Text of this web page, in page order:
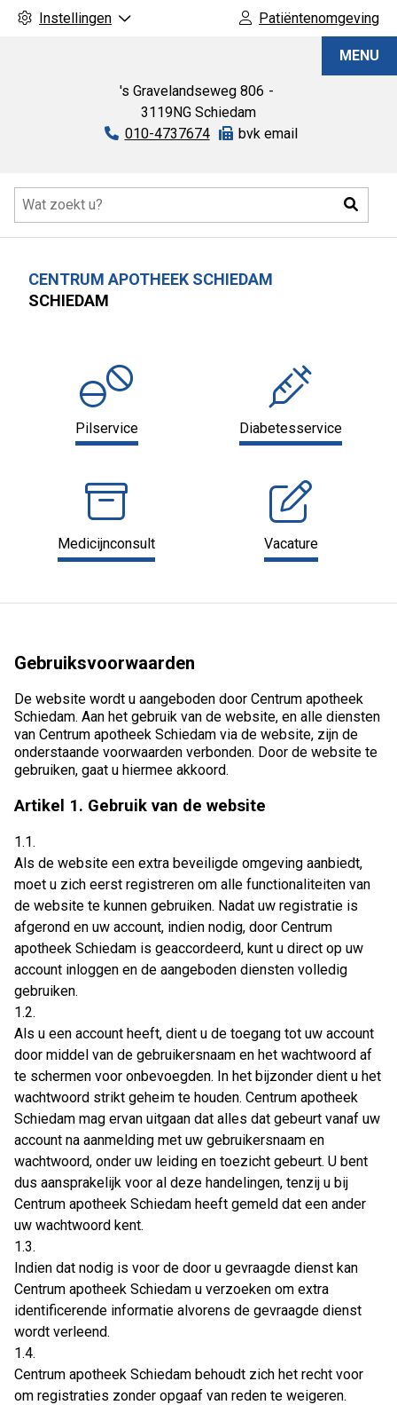
Instellingen Patiëntenomgeving
's Gravelandseweg 806
3119NG Schiedam
Tel:
010-4737674 Fax:
bvk email
MENU
CENTRUM APOTHEEK SCHIEDAM
SCHIEDAM
Pilservice Diabetesservice
Medicijnconsult Vacature
Gebruiksvoorwaarden
De website wordt u aangeboden door Centrum apotheek
Schiedam. Aan het gebruik van de website, en alle diensten
van Centrum apotheek Schiedam via de website, zijn de
onderstaande voorwaarden verbonden. Door de website te
gebruiken, gaat u hiermee akkoord.
Artikel 1. Gebruik van de website
1.1.
Als de website een extra beveiligde omgeving aanbiedt,
moet u zich eerst registreren om alle functionaliteiten van
de website te kunnen gebruiken. Nadat uw registratie is
afgerond en uw account, indien nodig, door Centrum
apotheek Schiedam is geaccordeerd, kunt u direct op uw
account inloggen en de aangeboden diensten volledig
gebruiken.
1.2.
Als u een account heeft, dient u de toegang tot uw account
door middel van de gebruikersnaam en het wachtwoord af
te schermen voor onbevoegden. In het bijzonder dient u het
wachtwoord strikt geheim te houden. Centrum apotheek
Schiedam mag ervan uitgaan dat alles dat gebeurt vanaf uw
account na aanmelding met uw gebruikersnaam en
wachtwoord, onder uw leiding en toezicht gebeurt. U bent
dus aansprakelijk voor al deze handelingen, tenzij u bij
Centrum apotheek Schiedam heeft gemeld dat een ander
uw wachtwoord kent.
1.3.
Indien dat nodig is voor de door u gevraagde dienst kan
Centrum apotheek Schiedam u verzoeken om extra
identificerende informatie alvorens de gevraagde dienst
wordt verleend.
1.4.
Centrum apotheek Schiedam behoudt zich het recht voor
om registraties zonder opgaaf van reden te weigeren.